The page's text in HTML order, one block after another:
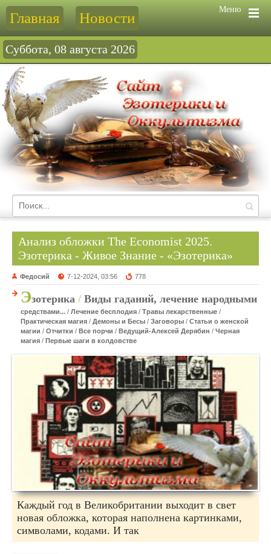
Меню
Главная Новости
Суббота, 08 августа 2026
Анализ обложки The Economist 2025.
Эзотерика - Живое Знание - «Эзотерика»
Федосий 7-12-2024, 03:56 778
Эзотерика / Виды гаданий, лечение народными
средствами... / Лечение бесплодия / Травы лекарственные /
Практическая магия / Демоны и Бесы / Заговоры / Статьи о женской
магии / Отчитки / Все порчи / Ведущий-Алексей Дерябин / Черная
магия / Первые шаги в колдовстве
Каждый год в Великобритании выходит в свет
новая обложка, которая наполнена картинками,
символами, кодами. И так